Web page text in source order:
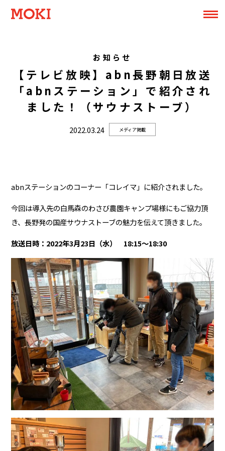
お知らせ
【テレビ放映】abn長野朝日放送
「abnステーション」で紹介され
ました！（サウナストーブ）
2022.03.24 メディア掲載
abnステーションのコーナー「コレイマ」に紹介されました。
今回は導入先の白馬森のわさび農園キャンプ場様にもご協力頂
き、長野発の国産サウナストーブの魅力を伝えて頂きました。
放送日時：2022年3月23日（水） 18:15〜18:30